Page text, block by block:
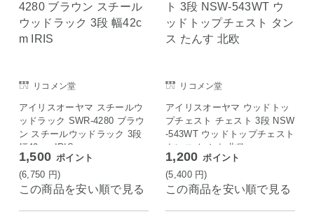
リコメン堂
アイリスオーヤマ スチールウ
ッドラック SWR-4280 ブラウ
ン スチールウッドラック 3段
幅42cm IRIS
1,500 ポイント
(6,750 円)
この商品を安い順で見る
リコメン堂
アイリスオーヤマ ウッドトッ
プチェスト チェスト 3段 NSW
-543WT ウッドトップチェスト
タンス たんす 北欧
1,200 ポイント
(5,400 円)
この商品を安い順で見る